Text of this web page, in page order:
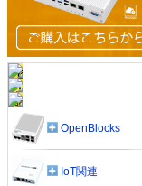
OpenBlocks
IoT関連